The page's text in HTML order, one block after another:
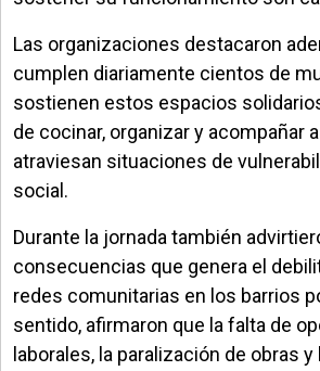
Las organizaciones destacaron
cumplen diariamente cientos de
sostienen estos espacios
de cocinar, organizar y acompañar
atraviesan situaciones de
social.
Durante la jornada también
consecuencias que genera el
redes comunitarias en los barrios
sentido, afirmaron que la falta de
laborales, la paralización de obras